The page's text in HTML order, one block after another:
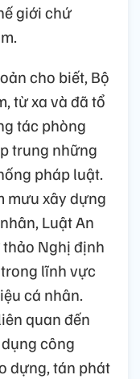
giới chứ
cho biết, Bộ
từ xa và đã tổ
tác phòng
trung những
pháp luật.
mưu xây dựng
Luật An
Nghị định
lĩnh vực
cá nhân.
quan đến
công
dựng, tán phát